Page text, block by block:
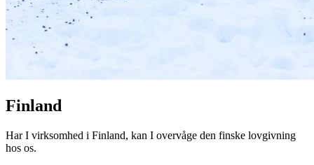
Finland
Har I virksomhed i Finland, kan I overvåge den finske lovgivning
hos os.